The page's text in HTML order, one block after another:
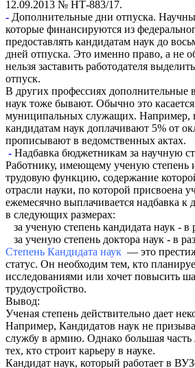
12.09.2013 № НТ-883/17.
- Дополнительные дни отпуска.
которые финансируются из
предоставлять кандидатам наук до
дней отпуска. Это именно право, а не
нельзя заставить работодателя
отпуск.
В других профессиях дополнительные
наук тоже бывают. Обычно это
муниципальных служащих. Например,
кандидатам наук доплачивают 5% от
прописывают в ведомственных актах.
- Надбавка бюджетникам за научную
Работнику, имеющему ученую
трудовую функцию, содержание
отрасли науки, по которой присвоена
ежемесячно выплачивается надбавка к
в следующих размерах:
за ученую степень кандидата наук - в
за ученую степень доктора наук - в
Степень Кандидата наук — это
статус. Он необходим тем, кто
исследованиями или хочет повысить
трудоустройство.
Вывод:
Ученая степень действительно дает
Например, Кандидатов наук не
службу в армию. Однако большая часть
тех, кто строит карьеру в науке.
Кандидат наук, который работает в